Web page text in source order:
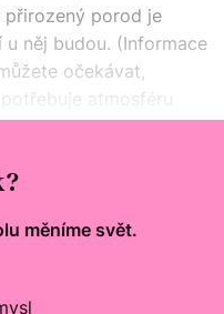
přirozený porod je
něj budou. (Informace
očekávat,
atmosféru
toho vlastně ani
měníme svět.